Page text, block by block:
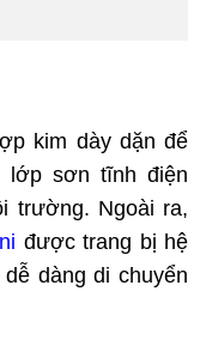
kim dày dặn để
lớp sơn tĩnh điện
trường. Ngoài ra,
được trang bị hệ
dàng di chuyển